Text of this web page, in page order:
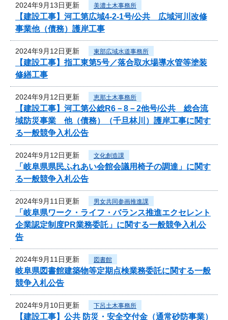
2024年9月13日更新 美濃土木事務所
【建設工事】河工第広域4-2-1号/公共 広域河川改修
事業他（債務）護岸工事
2024年9月12日更新 東部広域水道事務所
【建設工事】指工東第5号／落合取水場導水管等塗装
修繕工事
2024年9月12日更新 恵那土木事務所
【建設工事】河工第公総R6－8－2他号/公共 総合流
域防災事業 他（債務）（千旦林川）護岸工事に関す
る一般競争入札公告
2024年9月12日更新 文化創造課
「岐阜県県民ふれあい会館会議用椅子の調達」に関す
る一般競争入札公告
2024年9月11日更新 男女共同参画推進課
「岐阜県ワーク・ライフ・バランス推進エクセレント
企業認定制度PR業務委託」に関する一般競争入札公
告
2024年9月11日更新 図書館
岐阜県図書館建築物等定期点検業務委託に関する一般
競争入札公告
2024年9月10日更新 下呂土木事務所
【建設工事】公共 防災・安全交付金（通常砂防事業）